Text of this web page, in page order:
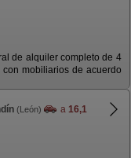
de alquiler completo de 4
mobiliarios de acuerdo
(León) a 16,1